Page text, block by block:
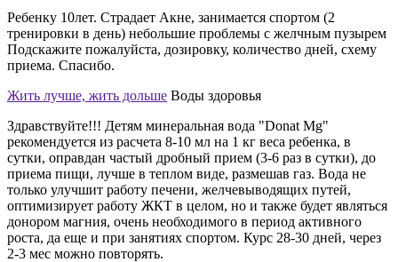
Ребенку 10лет. Страдает Акне, занимается спортом (2
тренировки в день) небольшие проблемы с желчным пузырем
Подскажите пожалуйста, дозировку, количество дней, схему
приема. Спасибо.
Жить лучше, жить дольше Воды здоровья
Здравствуйте!!! Детям минеральная вода "Donat Mg"
рекомендуется из расчета 8-10 мл на 1 кг веса ребенка, в
сутки, оправдан частый дробный прием (3-6 раз в сутки), до
приема пищи, лучше в теплом виде, размешав газ. Вода не
только улучшит работу печени, желчевыводящих путей,
оптимизирует работу ЖКТ в целом, но и также будет являться
донором магния, очень необходимого в период активного
роста, да еще и при занятиях спортом. Курс 28-30 дней, через
2-3 мес можно повторять.